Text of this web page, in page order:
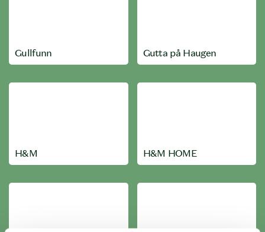
Gullfunn Gutta på Haugen
H&M H&M HOME